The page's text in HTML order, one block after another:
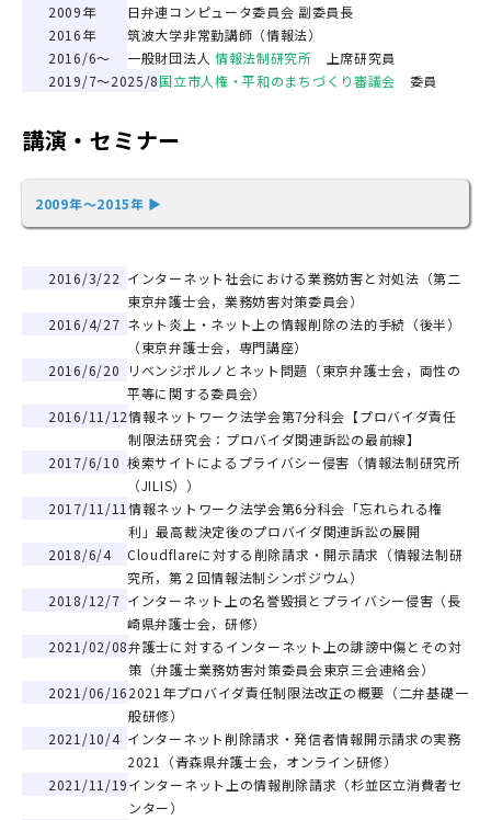
2009年
日弁連コンピュータ委員会 副委員長
2016年
筑波大学非常勤講師（情報法）
2016/6～
一般財団法人 情報法制研究所 上席研究員
2019/7～2025/8国立市人権・平和のまちづくり審議会 委員
講演・セミナー
2009年～2015年 ▶
できるインターネット被害対応(基礎編)
できるインターネット被害対応（応用編）
2016/3/22 インターネット社会における業務妨害と対処法（第二
東京弁護士会，業務妨害対策委員会）
2016/4/27 ネット炎上・ネット上の情報削除の法的手続（後半）
（東京弁護士会，専門講座）
2016/6/20
リベンジポルノとネット問題（東京弁護士会，両性の
平等に関する委員会）
2016/11/12情報ネットワーク法学会第7分科会【プロバイダ責任
制限法研究会：プロバイダ関連訴訟の最前線】
2017/6/10 検索サイトによるプライバシー侵害（情報法制研究所
（JILIS））
2017/11/11 情報ネットワーク法学会第6分科会「忘れられる権
利」最高裁決定後のプロバイダ関連訴訟の展開
2018/6/4
Cloudflareに対する削除請求・開示請求（情報法制研
究所，第２回情報法制シンポジウム）
2018/12/7 インターネット上の名誉毀損とプライバシー侵害（長
崎県弁護士会，研修）
2021/02/08弁護士に対するインターネット上の誹謗中傷とその対
策（弁護士業務妨害対策委員会東京三会連絡会）
2021/06/162021年プロバイダ責任制限法改正の概要（二弁基礎一
般研修）
2021/10/4 インターネット削除請求・発信者情報開示請求の実務
2021（青森県弁護士会，オンライン研修）
2021/11/19インターネット上の情報削除請求（杉並区立消費者セ
ンター）